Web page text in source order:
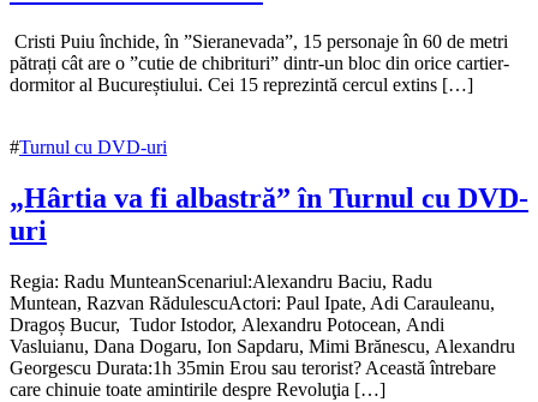
25
martie
201725
Cristi Puiu închide, în ”Sieranevada”, 15 personaje în 60 de metri
pătrați cât are o ”cutie de chibrituri” dintr-un bloc din orice cartier-
dormitor al Bucureștiului. Cei 15 reprezintă cercul extins […]
#Turnul cu DVD-uri
„Hârtia va fi albastră” în Turnul cu DVD-
uri
4
ianuarie
20174
ianuarie
2017
Regia: Radu MunteanScenariul:Alexandru Baciu, Radu
Muntean, Razvan RădulescuActori: Paul Ipate, Adi Carauleanu,
Dragoș Bucur, Tudor Istodor, Alexandru Potocean, Andi
Vasluianu, Dana Dogaru, Ion Sapdaru, Mimi Brănescu, Alexandru
Georgescu Durata:1h 35min Erou sau terorist? Această întrebare
care chinuie toate amintirile despre Revoluţia […]